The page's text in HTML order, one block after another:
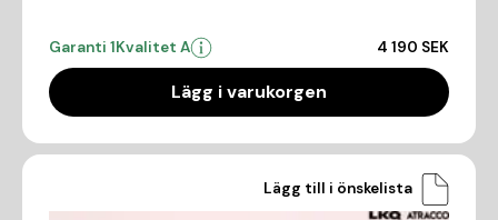
Garanti 1Kvalitet A 4 190 SEK
Lägg i varukorgen
Lägg till i önskelista